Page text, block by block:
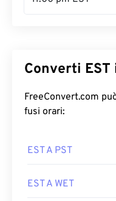
Converti
FreeConvert.com
fusi orari:
EST A PST
EST A WET